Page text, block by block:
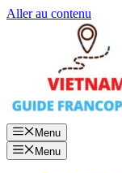
Aller au contenu
Menu
Menu